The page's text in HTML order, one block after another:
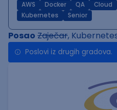
AWS Docker QA Cloud
Kubernetes
Senior
Posao Zaječar,
Poslovi iz drugih gradova.